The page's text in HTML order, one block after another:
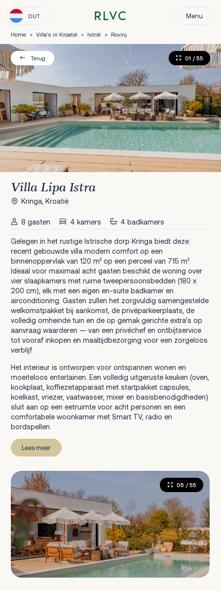
DUT Menu
Home > Villa's in Kroatië > Istrië > Rovinj
Terug 01 / 55
Villa Lipa Istra
Kringa, Kroatië
8 gasten 4 kamers 4 badkamers
Gelegen in het rustige Istrische dorp Kringa biedt deze
recent gebouwde villa modern comfort op een
binnenoppervlak van 120 m² op een perceel van 715 m².
Ideaal voor maximaal acht gasten beschikt de woning over
vier slaapkamers met ruime tweepersoonsbedden (180 x
200 cm), elk met een eigen en-suite badkamer en
airconditioning. Gasten zullen het zorgvuldig samengestelde
welkomstpakket bij aankomst, de privéparkeerplaats, de
volledig omheinde tuin en de op gemak gerichte extra’s op
aanvraag waarderen — van een privéchef en ontbijtservice
tot vooraf inkopen en maaltijdbezorging voor een zorgeloos
verblijf.
Het interieur is ontworpen voor ontspannen wonen en
moeiteloos entertainen. Een volledig uitgeruste keuken (oven,
kookplaat, koffiezetapparaat met startpakket capsules,
koelkast, vriezer, vaatwasser, mixer en basisbenodigdheden)
sluit aan op een eetruimte voor acht personen en een
comfortabele woonkamer met Smart TV, radio en
bordspellen.
Lees meer
05 / 55